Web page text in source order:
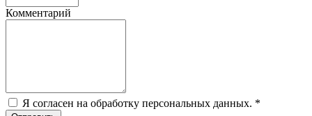
Комментарий
Я согласен на обработку персональных данных. *